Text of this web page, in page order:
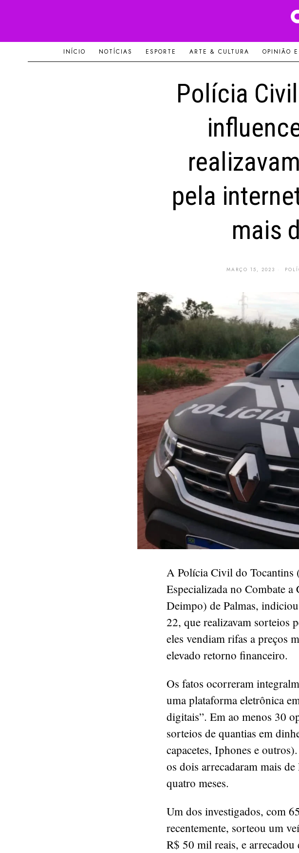
INÍCIO NOTÍCIAS ESPORTE ARTE & CULTURA OPINIÃO
Polícia
pela
mais
MARÇO 15, 2023
A Polícia Civil do Tocantins
Especializada no Combate
Deimpo) de Palmas,
22, que realizavam sorteios
eles vendiam rifas a preços
elevado retorno financeiro.
Os fatos ocorreram
uma plataforma eletrônica
digitais”. Em ao menos 30
sorteios de quantias em
capacetes, Iphones e
os dois arrecadaram mais
quatro meses.
Um dos investigados, com
recentemente, sorteou um
R$ 50 mil reais, e